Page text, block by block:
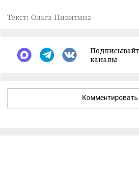
Текст: Ольга Никитина
каналы
Комментировать